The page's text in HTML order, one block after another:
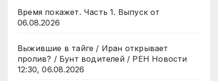
Время покажет. Часть 1. Выпуск от
06.08.2026
Выжившие в тайге / Иран открывает
пролив? / Бунт водителей / РЕН Новости
12:30, 06.08.2026